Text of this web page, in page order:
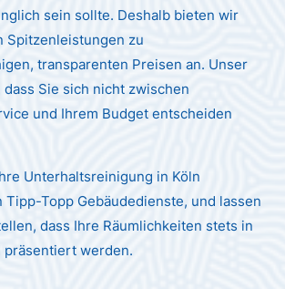
sein sollte. Deshalb bieten wir
Spitzenleistungen zu
transparenten Preisen an. Unser
Sie sich nicht zwischen
und Ihrem Budget entscheiden
Unterhaltsreinigung in Köln
Tipp-Topp Gebäudedienste, und lassen
dass Ihre Räumlichkeiten stets in
präsentiert werden.